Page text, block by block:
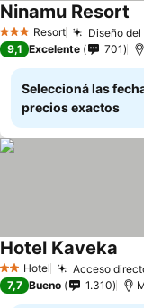
3 EstrellasResort Diseño
Ninamu Resort
9,1 Excelente 701
Seleccioná las
precios exactos
2 Estrellas
Hotel Acceso
Hotel Kaveka
7,7 Bueno 1.310